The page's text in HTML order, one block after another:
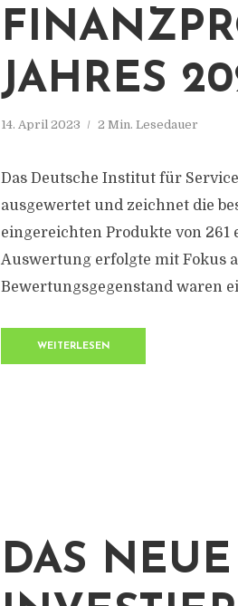
JAHRES
14. April 2023 2 Min. Lesedauer
Das Deutsche Institut für
ausgewertet und zeichnet die
eingereichten Produkte von
Auswertung erfolgte mit Fokus
Bewertungsgegenstand waren
WEITERLESEN
DAS